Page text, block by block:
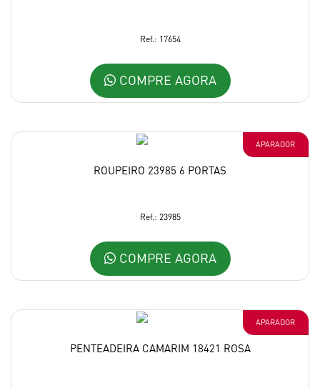
Ref.: 17654
COMPRE AGORA
APARADOR
ROUPEIRO 23985 6 PORTAS
Ref.: 23985
COMPRE AGORA
APARADOR
PENTEADEIRA CAMARIM 18421 ROSA